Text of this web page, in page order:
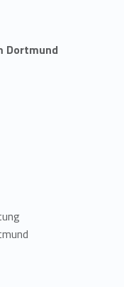
Dortmund